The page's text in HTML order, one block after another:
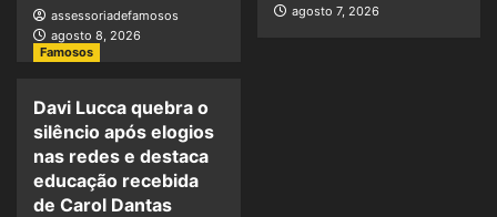
assessoriadefamosos
agosto 8, 2026
agosto 7, 2026
Famosos
Davi Lucca quebra o
silêncio após elogios
nas redes e destaca
educação recebida
de Carol Dantas